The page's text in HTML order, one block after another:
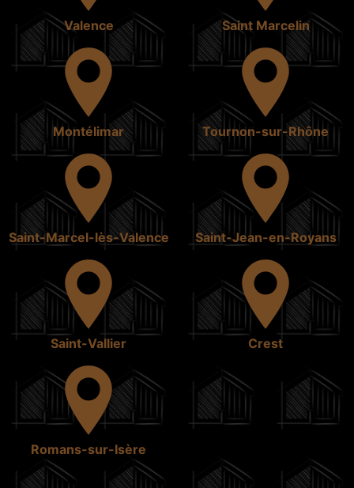
Valence Saint Marcelin
Montélimar Tournon-sur-Rhône
Saint-Marcel-lès-Valence Saint-Jean-en-Royans
Saint-Vallier Crest
Romans-sur-Isère